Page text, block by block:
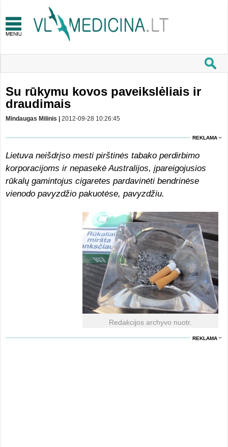
Su rūkymu kovos paveikslėliais ir
draudimais
Mindaugas Milinis | 2012-09-28 10:26:45
REKLAMA
Lietuva neišdrįso mesti pirštinės tabako perdirbimo
korporacijoms ir nepasekė Australijos, įpareigojusios
rūkalų gamintojus cigaretes pardavinėti bendrinėse
vienodo pavyzdžio pakuotėse, pavyzdžiu.
Redakcijos archyvo nuotr.
REKLAMA